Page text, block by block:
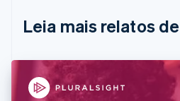
Leia mais relatos
Bulgária
English Français
China continental
简体中文 English